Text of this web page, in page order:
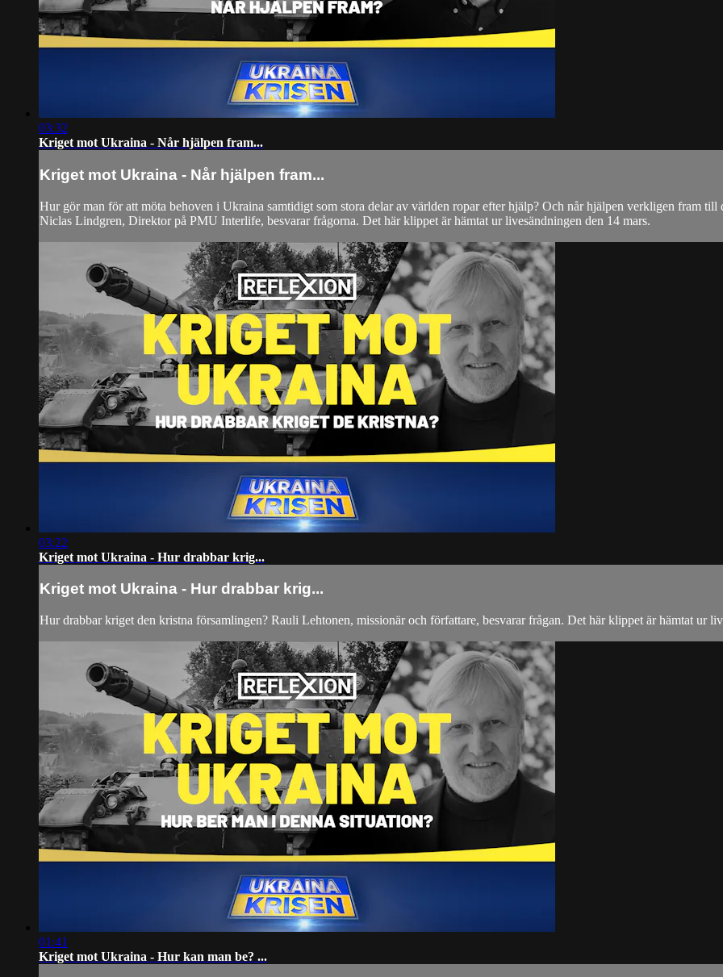
03:32
Kriget mot Ukraina - Når hjälpen fram...
Kriget mot Ukraina - Når hjälpen fram...
Hur gör man för att möta behoven i Ukraina samtidigt som stora delar av världen ropar efter hjälp? Och når hjälpen verkligen fram till
Niclas Lindgren, Direktor på PMU Interlife, besvarar frågorna. Det här klippet är hämtat ur livesändningen den 14 mars.
03:22
Kriget mot Ukraina - Hur drabbar krig...
Kriget mot Ukraina - Hur drabbar krig...
Hur drabbar kriget den kristna församlingen? Rauli Lehtonen, missionär och författare, besvarar frågan. Det här klippet är hämtat ur
01:41
Kriget mot Ukraina - Hur kan man be? ...